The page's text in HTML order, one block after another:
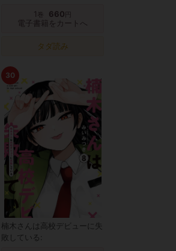
1 巻 660 円
電子書籍をカートへ
タダ読み
30
楠木さんは高校デビューに失
敗している: